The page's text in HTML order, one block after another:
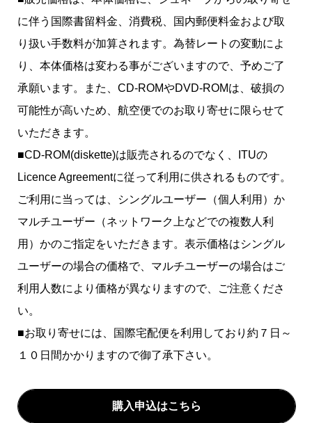
に伴う国際書留料金、消費税、国内郵便料金および取
り扱い手数料が加算されます。為替レートの変動によ
り、本体価格は変わる事がございますので、予めご了
承願います。また、CD-ROMやDVD-ROMは、破損の
可能性が高いため、航空便でのお取り寄せに限らせて
いただきます。
■CD-ROM(diskette)は販売されるのでなく、ITUの
Licence Agreementに従って利用に供されるものです。
ご利用に当っては、シングルユーザー（個人利用）か
マルチユーザー（ネットワーク上などでの複数人利
用）かのご指定をいただきます。表示価格はシングル
ユーザーの場合の価格で、マルチユーザーの場合はご
利用人数により価格が異なりますので、ご注意くださ
い。
■お取り寄せには、国際宅配便を利用しており約７日～
１０日間かかりますので御了承下さい。
購入申込はこちら